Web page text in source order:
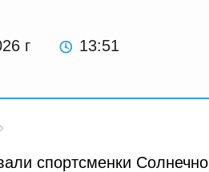
г 13:51
спортсменки